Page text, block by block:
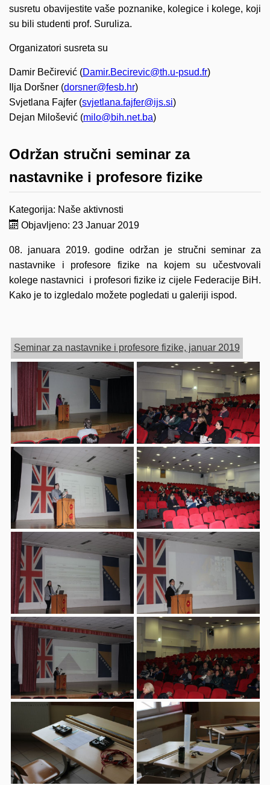
susretu obavijestite vaše poznanike, kolegice i kolege, koji
su bili studenti prof. Suruliza.
Organizatori susreta su
Damir Bečirević (Damir.Becirevic@th.u-psud.fr)
Ilja Doršner (dorsner@fesb.hr)
Svjetlana Fajfer (svjetlana.fajfer@ijs.si)
Dejan Milošević (milo@bih.net.ba)
Održan stručni seminar za
nastavnike i profesore fizike
Kategorija: Naše aktivnosti
Objavljeno: 23 Januar 2019
08. januara 2019. godine održan je stručni seminar za
nastavnike i profesore fizike na kojem su učestvovali
kolege nastavnici i profesori fizike iz cijele Federacije BiH.
Kako je to izgledalo možete pogledati u galeriji ispod.
Seminar za nastavnike i profesore fizike, januar 2019